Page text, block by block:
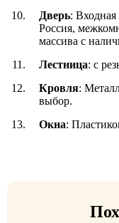
Дверь: Входная
Россия,
массива с
Лестница: с
Кровля:
выбор.
Окна: